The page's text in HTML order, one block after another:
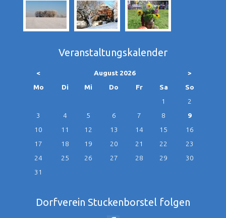
Veranstaltungskalender
< August 2026
>
Montag Di enstag
Mi ttwoch
Do nnerstag
Freitag SamstagSonntag
1
2
3
4 5 6 7 8
9
10
11 12 13 14 15
16
17
18 19 20 21 22
23
24
25 26 27 28 29
30
31
Dorfverein Stuckenborstel folgen